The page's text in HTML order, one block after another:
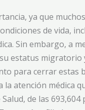
ya que
de vida,
Sin embargo, a
estatus migratorio
para cerrar estas
atención médica
de las